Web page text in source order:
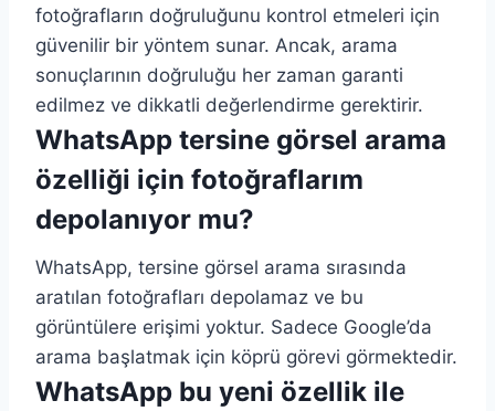
fotoğrafların doğruluğunu kontrol etmeleri için
güvenilir bir yöntem sunar. Ancak, arama
sonuçlarının doğruluğu her zaman garanti
edilmez ve dikkatli değerlendirme gerektirir.
WhatsApp tersine görsel arama
özelliği için fotoğraflarım
depolanıyor mu?
WhatsApp, tersine görsel arama sırasında
aratılan fotoğrafları depolamaz ve bu
görüntülere erişimi yoktur. Sadece Google’da
arama başlatmak için köprü görevi görmektedir.
WhatsApp bu yeni özellik ile